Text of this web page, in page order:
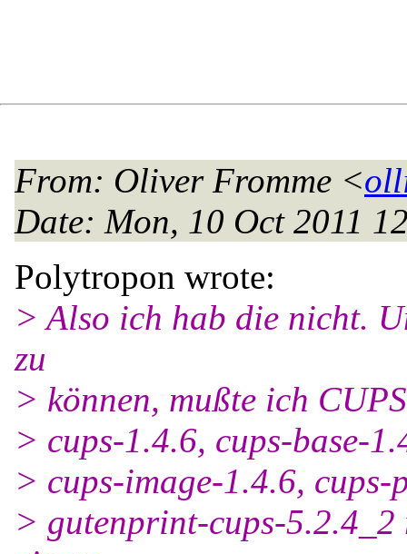
From: Oliver Fromme <
Date: Mon, 10 Oct 2011
Polytropon wrote:
> Also ich hab die nicht.
zu
> können, mußte ich
> cups-1.4.6, cups-base-
> cups-image-1.4.6,
> gutenprint-cups-